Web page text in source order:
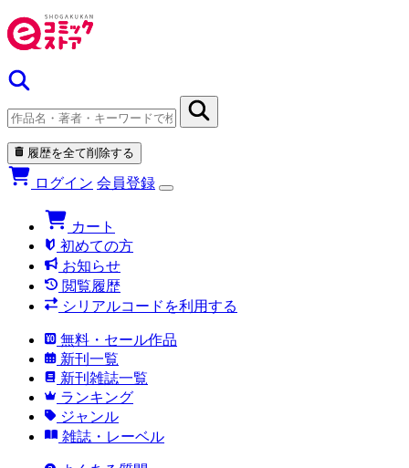
履歴を全て削除する
ログイン 会員登録
カート
初めての方
お知らせ
閲覧履歴
シリアルコードを利用する
無料・セール作品
新刊一覧
新刊雑誌一覧
ランキング
ジャンル
雑誌・レーベル